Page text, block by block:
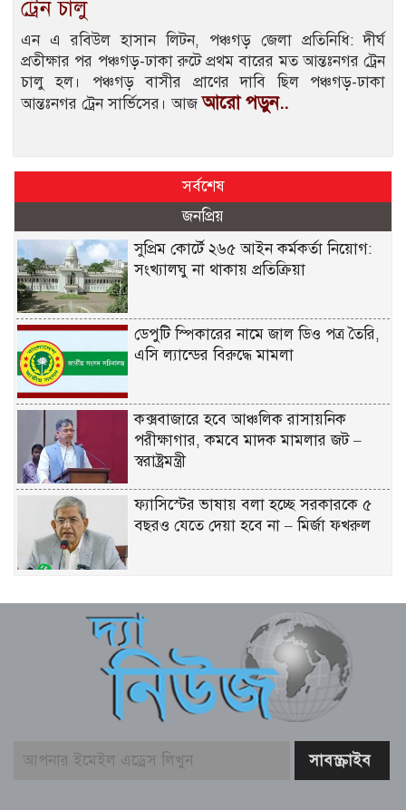
ট্রেন চালু
এন এ রবিউল হাসান লিটন, পঞ্চগড় জেলা প্রতিনিধি: দীর্ঘ
প্রতীক্ষার পর পঞ্চগড়-ঢাকা রুটে প্রথম বারের মত আন্তঃনগর ট্রেন
চালু হল। পঞ্চগড় বাসীর প্রাণের দাবি ছিল পঞ্চগড়-ঢাকা
আন্তঃনগর ট্রেন সার্ভিসের। আজআরো পড়ুন..
সর্বশেষ
জনপ্রিয়
সুপ্রিম কোর্টে ২৬৫ আইন কর্মকর্তা নিয়োগ:
সংখ্যালঘু না থাকায় প্রতিক্রিয়া
ডেপুটি স্পিকারের নামে জাল ডিও পত্র তৈরি,
এসি ল্যান্ডের বিরুদ্ধে মামলা
কক্সবাজারে হবে আঞ্চলিক রাসায়নিক
পরীক্ষাগার, কমবে মাদক মামলার জট –
স্বরাষ্ট্রমন্ত্রী
ফ্যাসিস্টের ভাষায় বলা হচ্ছে সরকারকে ৫
বছরও যেতে দেয়া হবে না – মির্জা ফখরুল
নেই; দাবি তথ্যমন্ত্রীর
বিএনপির নারী এমপিকে আইনি নোটিশ
পাঠালেন আসিফ মাহমুদ
আলোচিত কনটেন্ট ক্রিয়েটর রিপন মিয়া